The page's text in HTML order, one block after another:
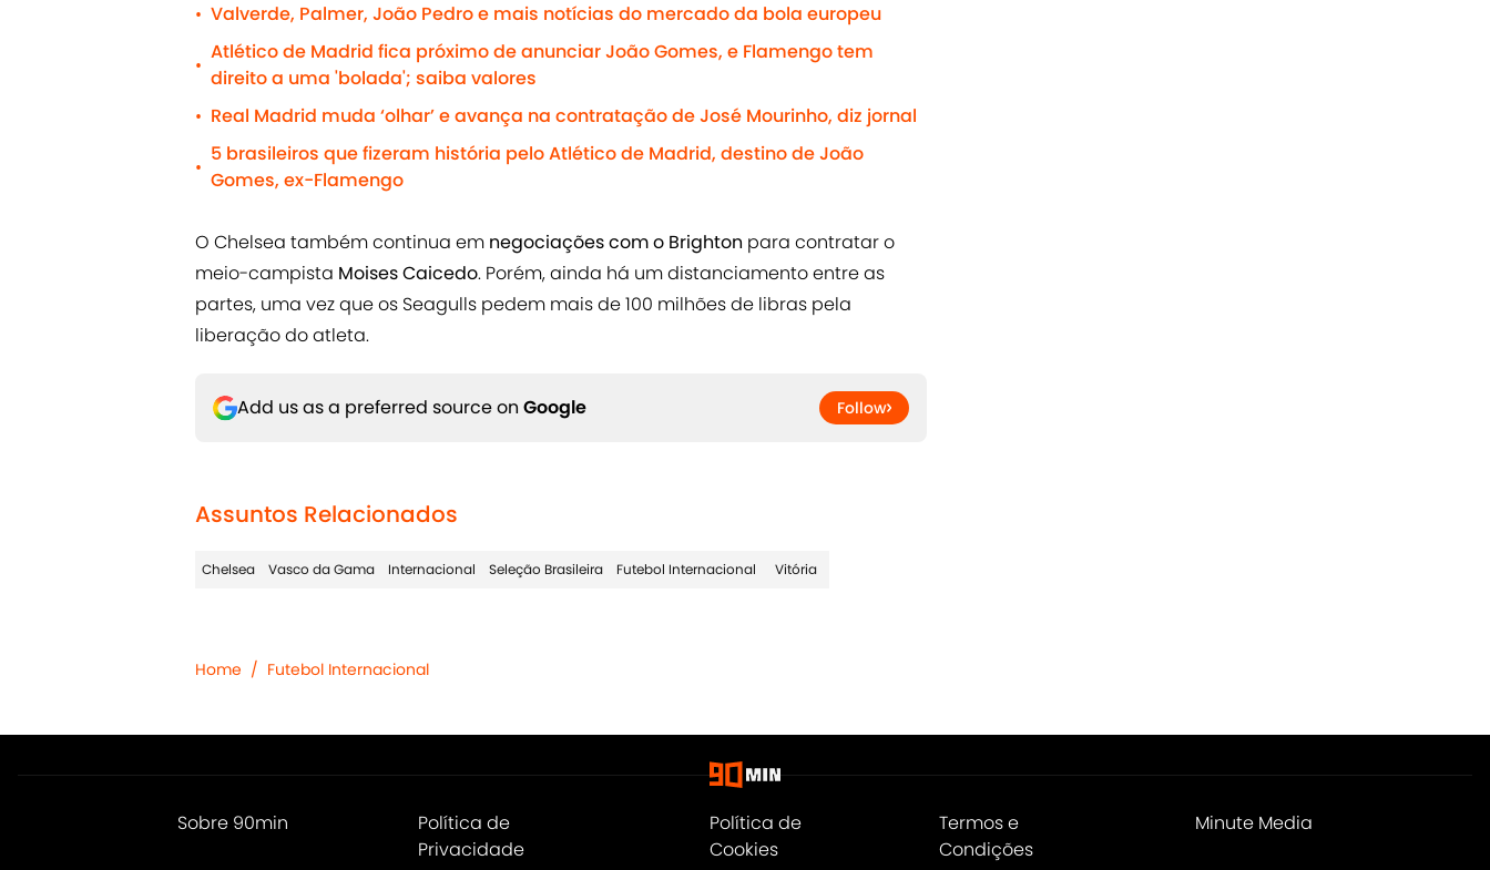
• Valverde, Palmer, João Pedro e mais notícias do mercado da bola europeu
•
Atlético de Madrid fica próximo de anunciar João Gomes, e Flamengo tem
direito a uma 'bolada'; saiba valores
• Real Madrid muda ‘olhar’ e avança na contratação de José Mourinho, diz jornal
•
5 brasileiros que fizeram história pelo Atlético de Madrid, destino de João
Gomes, ex-Flamengo
O Chelsea também continua em negociações com o Brighton para contratar o
meio-campista Moises Caicedo. Porém, ainda há um distanciamento entre as
partes, uma vez que os Seagulls pedem mais de 100 milhões de libras pela
liberação do atleta.
Add us as a preferred source on Google Follow
Assuntos Relacionados
Chelsea Vasco da Gama Internacional Seleção Brasileira Futebol Internacional Vitória
Home / Futebol Internacional
Sobre 90min
Política de
Privacidade
Política de
Cookies
Termos e
Condições
Minute Media